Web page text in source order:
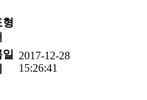
형
2017-12-28
15:26:41